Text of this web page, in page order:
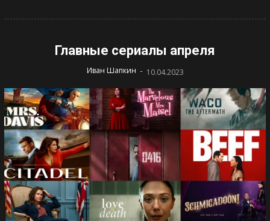
Главные сериалы апреля
Иван Шапкин - 10.04.2023